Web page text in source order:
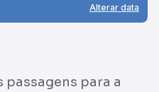
Alterar data
para a